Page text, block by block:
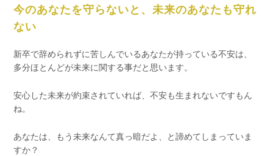
今のあなたを守らないと、未来のあなたも守れ
ない
新卒で辞められずに苦しんでいるあなたが持っている不安は、
多分ほとんどが未来に関する事だと思います。
安心した未来が約束されていれば、不安も生まれないですもん
ね。
あなたは、もう未来なんて真っ暗だよ、と諦めてしまっていま
すか？